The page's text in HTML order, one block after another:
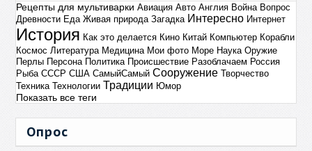
Рецепты для мультиварки Авиация Авто Англия Война Вопрос
Древности Еда Живая природа Загадка Интересно Интернет
История Как это делается Кино Китай Компьютер Корабли
Космос Литература Медицина Мои фото Море Наука Оружие
Перлы Персона Политика Происшествие Разоблачаем Россия
Рыба СССР США СамыйСамый Сооружение Творчество
Техника Технологии Традиции Юмор
Показать все теги
Опрос